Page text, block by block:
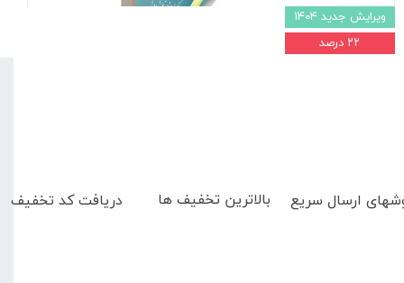
ویرایش جدید ۱۴۰۴
۲۲ درصد
ارسال سریع دریافت کد تخفیف بالاترین تخفیف ها